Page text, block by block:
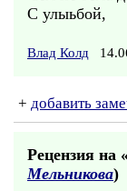
С улыьбой,
Влад Колд
+ добавить
Рецензия на
Мельникова)